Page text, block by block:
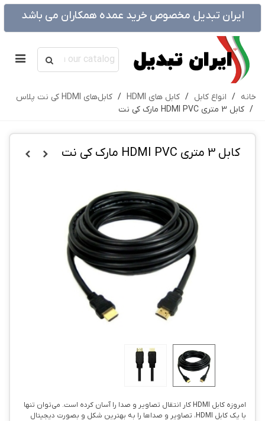
ایران تبدیل مخصوص خرید عمده همکاران می باشد
خانه / انواع کابل / کابل های HDMI / کابل‌های HDMI کی نت پلاس
/ کابل 3 متری HDMI PVC مارک کی نت
کابل 3 متری HDMI PVC مارک کی نت
امروزه کابل HDMI کار انتقال تصاویر و صدا را آسان کرده است. می‌توان تنها
با یک کابل HDMI، تصاویر و صداها را به بهترین شکل و بصورت دیجیتال